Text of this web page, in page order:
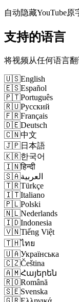
自动隐藏YouTube
支持的语言
将视频从任何语言
🇺🇸English
🇪🇸Español
🇵🇹Português
🇷🇺Русский
🇫🇷Français
🇩🇪Deutsch
🇨🇳中文
🇯🇵日本語
🇰🇷한국어
🇮🇳हिन्दी
🇸🇦العربية
🇹🇷Türkçe
🇮🇹Italiano
🇵🇱Polski
🇳🇱Nederlands
🇮🇩Indonesia
🇻🇳Tiếng Việt
🇹🇭ไทย
🇺🇦Українська
🇨🇿Čeština
🇦🇲Հայերեն
🇷🇴Română
🇸🇪Svenska